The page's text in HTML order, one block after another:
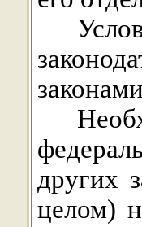
других
целом)